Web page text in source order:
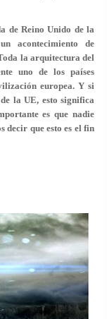
de Reino Unido de la
acontecimiento de
la arquitectura del
uno de los países
europea. Y si
la UE, esto significa
es que nadie
decir que esto es el fin